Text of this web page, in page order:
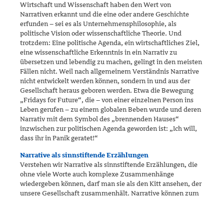
Wirtschaft und Wis­senschaft haben den Wert von
Narrativen erkannt und die eine oder andere Geschichte
erfunden – sei es als Unternehmensphilosophie, als
politische Vision oder wissenschaftliche Theorie. Und
trotzdem: Eine politische Agenda, ein wirtschaftliches Ziel,
eine wissenschaftliche Erkenntnis in ein Narrativ zu
übersetzen und lebendig zu machen, ge­lingt in den meisten
Fällen nicht. Weil nach allgemeinem Verständnis Narrative
nicht entwickelt werden können, sondern in und aus der
Gesellschaft heraus geboren werden. Etwa die Bewegung
„Fridays for Future“, die – von einer einzelnen Person ins
Leben gerufen – zu einem globalen Beben wurde und deren
Narrativ mit dem Symbol des „bren­nenden Hauses“
inzwischen zur politischen Agenda geworden ist: „Ich will,
dass ihr in Panik geratet!“
Narrative als sinnstiftende Erzählungen
Verstehen wir Narrative als sinnstiftende Erzählungen, die
ohne viele Worte auch komplexe Zusammenhänge
wiedergeben können, darf man sie als den Kitt ansehen, der
unsere Gesellschaft zusammenhält. Narra­tive können zum